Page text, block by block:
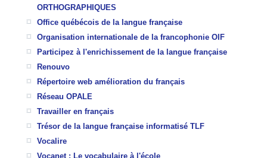
ORTHOGRAPHIQUES
Office québécois de la langue française
Organisation internationale de la francophonie OIF
Participez à l'enrichissement de la langue française
Renouvo
Répertoire web amélioration du français
Réseau OPALE
Travailler en français
Trésor de la langue française informatisé TLF
Vocalire
Vocanet : Le vocabulaire à l'école